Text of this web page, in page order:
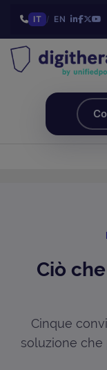
IT / EN
Ciò
Cinque
soluzione